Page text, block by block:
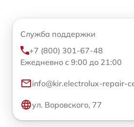
Служба поддержки
+7 (800) 301-67-48
Ежедневно с 9:00 до 21:00
info@kir.electrolux-repair-
ул. Воровского, 77